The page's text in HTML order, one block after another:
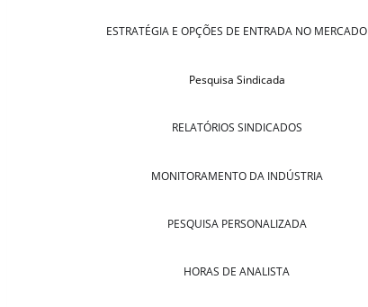
ESTRATÉGIA E OPÇÕES DE ENTRADA NO MERCADO
Pesquisa Sindicada
RELATÓRIOS SINDICADOS
MONITORAMENTO DA INDÚSTRIA
PESQUISA PERSONALIZADA
HORAS DE ANALISTA